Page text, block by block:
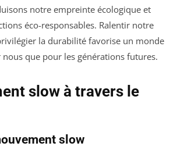
notre empreinte écologique et
éco-responsables. Ralentir notre
la durabilité favorise un monde
que pour les générations futures.
slow à travers le
slow